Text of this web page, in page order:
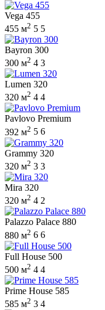
Vega 455
455 м2 5 5
Bayron 300
300 м2 4 3
Lumen 320
320 м2 4 4
Pavlovo Premium
392 м2 5 6
Grammy 320
320 м2 3 3
Mira 320
320 м2 4 2
Palazzo Palace 880
880 м2 6 6
Full House 500
500 м2 4 4
Prime House 585
585 м2 3 4